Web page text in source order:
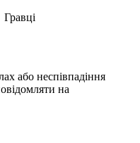
Гравці
або неспівпадіння
на